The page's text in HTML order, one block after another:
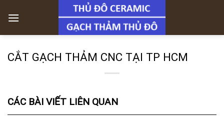
CẮT GẠCH THẢM CNC TẠI TP HCM
CÁC BÀI VIẾT LIÊN QUAN